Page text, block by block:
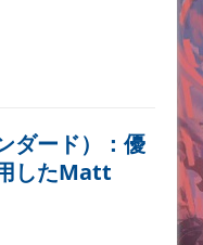
ダード）：優
したMatt